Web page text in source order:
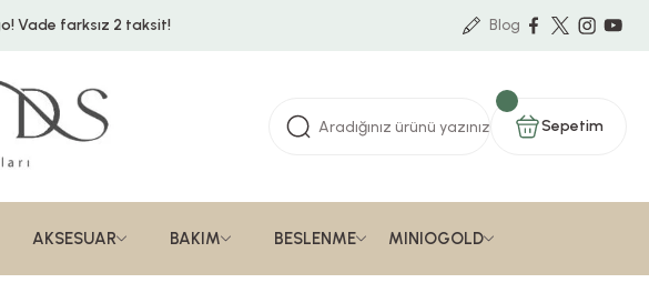
Vade farksız 2 taksit! Blog
Sepetim
AKSESUAR BAKIM BESLENME MINIOGOLD